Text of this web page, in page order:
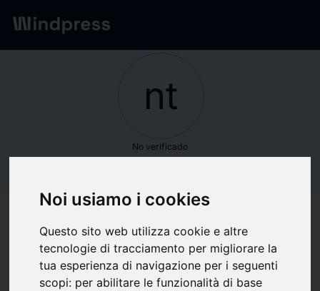
Noi usiamo i cookies
Questo sito web utilizza cookie e altre
tecnologie di tracciamento per migliorare la
tua esperienza di navigazione per i seguenti
scopi: per abilitare le funzionalità di base
Red Empresas
nt
No verificado
Sobre qué escribimos